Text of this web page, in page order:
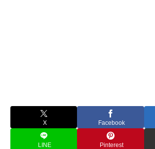
X Facebook
LINE Pinterest